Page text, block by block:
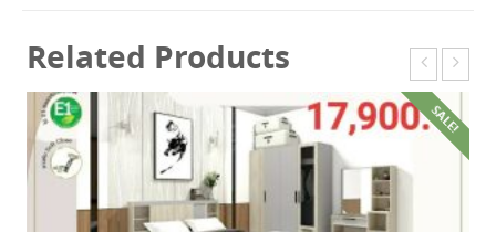
Related Products
SALE!